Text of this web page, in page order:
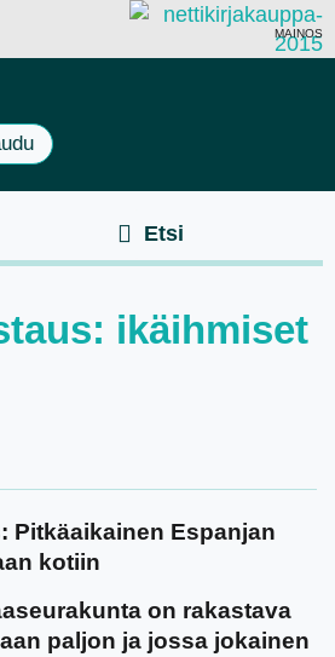
MAINOS
ikäihmiset
Pitkäaikainen Espanjan
kotiin
on rakastava
paljon ja jossa jokainen